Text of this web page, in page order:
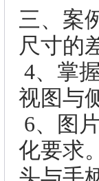
三、案
尺寸的
4、掌
视图与
6、图
化要求